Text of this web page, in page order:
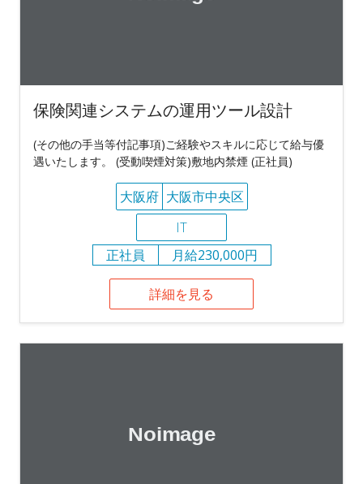
保険関連システムの運用ツール設計
(その他の手当等付記事項)ご経験やスキルに応じて給与優
遇いたします。 (受動喫煙対策)敷地内禁煙 (正社員)
大阪府 大阪市中央区
IT
正社員
月給230,000円
詳細を見る